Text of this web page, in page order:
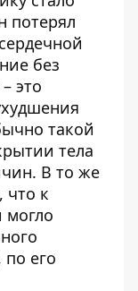
потерял
без
это
такой
тела
В то же
что к
могло
его